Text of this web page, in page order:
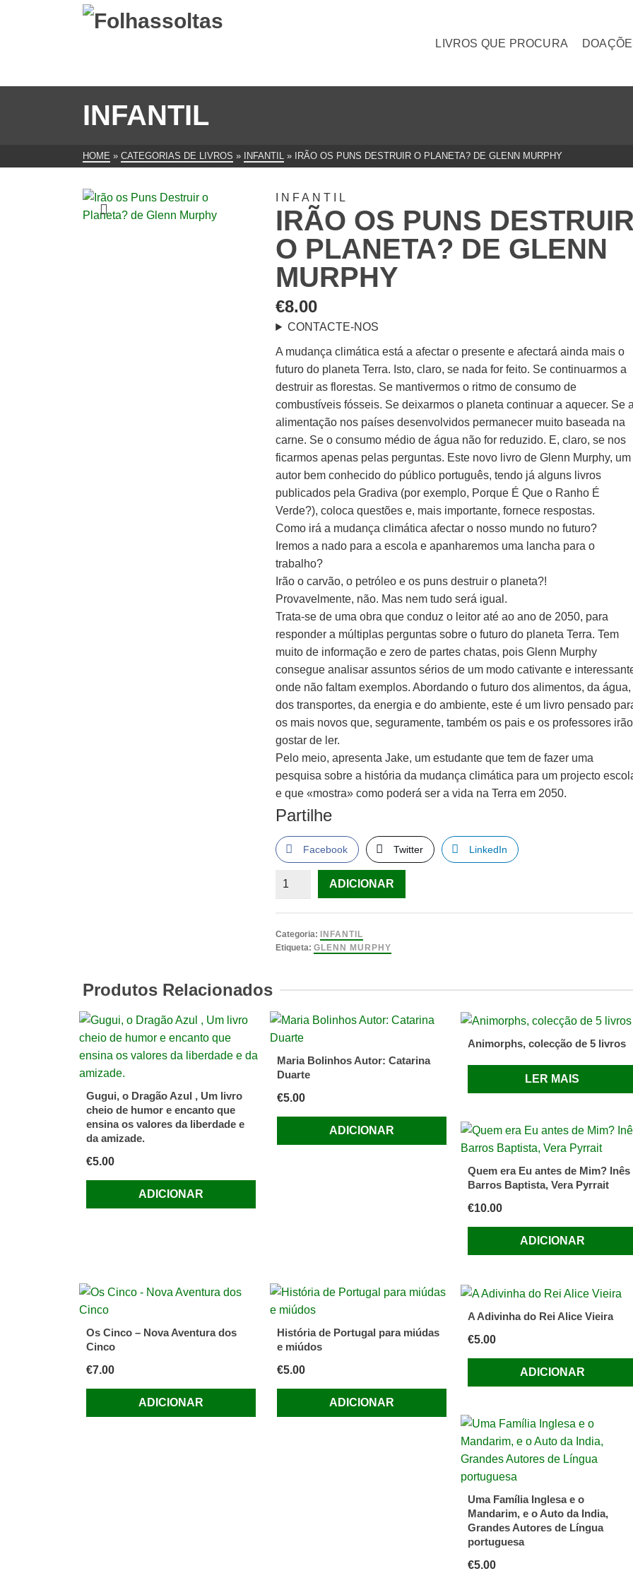
LIVROS QUE PROCURA
INFANTIL
HOME » CATEGORIAS DE LIVROS » INFANTIL » IRÃO OS PUNS DESTRUIR O PLANETA? DE GLENN MURPHY
INFANTIL
IRÃO OS PUNS DESTRUIR
O PLANETA? DE GLENN
MURPHY
€8.00
CONTACTE-NOS
A mudança climática está a afectar o presente e afectará ainda mais o
futuro do planeta Terra. Isto, claro, se nada for feito. Se continuarmos a
destruir as florestas. Se mantivermos o ritmo de consumo de
combustíveis fósseis. Se deixarmos o planeta continuar a aquecer. Se a
alimentação nos países desenvolvidos permanecer muito baseada na
carne. Se o consumo médio de água não for reduzido. E, claro, se nos
ficarmos apenas pelas perguntas. Este novo livro de Glenn Murphy, um
autor bem conhecido do público português, tendo já alguns livros
publicados pela Gradiva (por exemplo, Porque É Que o Ranho É
Verde?), coloca questões e, mais importante, fornece respostas.
Como irá a mudança climática afectar o nosso mundo no futuro?
Iremos a nado para a escola e apanharemos uma lancha para o
trabalho?
Irão o carvão, o petróleo e os puns destruir o planeta?!
Provavelmente, não. Mas nem tudo será igual.
Trata-se de uma obra que conduz o leitor até ao ano de 2050, para
responder a múltiplas perguntas sobre o futuro do planeta Terra. Tem
muito de informação e zero de partes chatas, pois Glenn Murphy
consegue analisar assuntos sérios de um modo cativante e
onde não faltam exemplos. Abordando o futuro dos alimentos, da água,
dos transportes, da energia e do ambiente, este é um livro pensado
os mais novos que, seguramente, também os pais e os professores irão
gostar de ler.
Pelo meio, apresenta Jake, um estudante que tem de fazer uma
pesquisa sobre a história da mudança climática para um projecto
e que «mostra» como poderá ser a vida na Terra em 2050.
Partilhe
Facebook Twitter LinkedIn
Quantidade
os
Puns
de
Glenn
Murphy
ADICIONAR
Categoria:
INFANTIL
Etiqueta:GLENN MURPHY
Produtos Relacionados
Gugui, o Dragão Azul , Um livro
cheio de humor e encanto que
ensina os valores da liberdade e
da amizade.
€5.00
ADICIONAR
Maria Bolinhos Autor: Catarina
Duarte
€5.00
ADICIONAR
Animorphs, colecção de 5 livros
LER MAIS
Quem era Eu antes de Mim? Inês
Barros Baptista, Vera Pyrrait
€10.00
ADICIONAR
Os Cinco – Nova Aventura dos
Cinco
€7.00
ADICIONAR
História de Portugal para miúdas
e miúdos
€5.00
ADICIONAR
A Adivinha do Rei Alice Vieira
€5.00
ADICIONAR
Uma Família Inglesa e o
Mandarim, e o Auto da India,
Grandes Autores de Língua
portuguesa
€5.00